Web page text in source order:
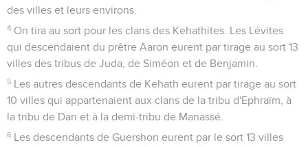
des villes et leurs environs.
4 On tira au sort pour les clans des Kehathites. Les Lévites
qui descendaient du prêtre Aaron eurent par tirage au sort 13
villes des tribus de Juda, de Siméon et de Benjamin.
5 Les autres descendants de Kehath eurent par tirage au sort
10 villes qui appartenaient aux clans de la tribu d'Ephraïm, à
la tribu de Dan et à la demi-tribu de Manassé.
6 Les descendants de Guershon eurent par le sort 13 villes